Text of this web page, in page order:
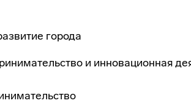
города
и инновационная